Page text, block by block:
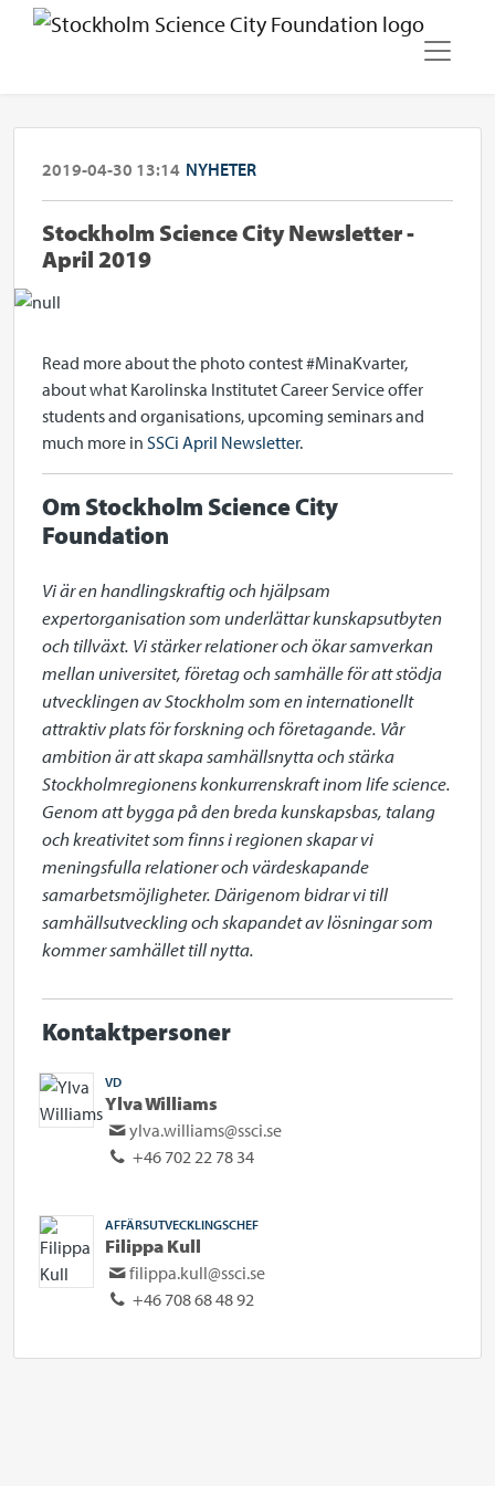
2019-04-30 13:14 NYHETER
Stockholm Science City Newsletter -
April 2019
Read more about the photo contest #MinaKvarter,
about what Karolinska Institutet Career Service offer
students and organisations, upcoming seminars and
much more in SSCi April Newsletter.
Om Stockholm Science City
Foundation
Vi är en handlingskraftig och hjälpsam
expertorganisation som underlättar kunskapsutbyten
och tillväxt. Vi stärker relationer och ökar samverkan
mellan universitet, företag och samhälle för att stödja
utvecklingen av Stockholm som en internationellt
attraktiv plats för forskning och företagande. Vår
ambition är att skapa samhällsnytta och stärka
Stockholmregionens konkurrenskraft inom life science.
Genom att bygga på den breda kunskapsbas, talang
och kreativitet som finns i regionen skapar vi
meningsfulla relationer och värdeskapande
samarbetsmöjligheter. Därigenom bidrar vi till
samhällsutveckling och skapandet av lösningar som
kommer samhället till nytta.
Kontaktpersoner
VD
Ylva Williams
ylva.williams@ssci.se
+46 702 22 78 34
AFFÄRSUTVECKLINGSCHEF
Filippa Kull
filippa.kull@ssci.se
+46 708 68 48 92